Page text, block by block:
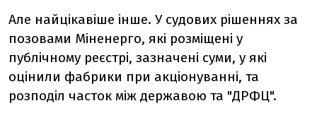
Але найцікавіше інше. У судових рішеннях за
позовами Міненерго, які розміщені у
публічному реєстрі, зазначені суми, у які
оцінили фабрики при акціонуванні, та
розподіл часток між державою та "ДРФЦ".